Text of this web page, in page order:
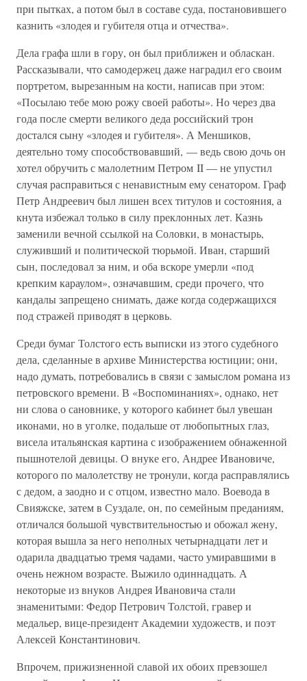
при пытках, а потом был в составе суда, постановившего
казнить «злодея и губителя отца и отчества».
Дела графа шли в гору, он был приближен и обласкан.
Рассказывали, что самодержец даже наградил его своим
портретом, вырезанным на кости, написав при этом:
«Посылаю тебе мою рожу своей работы». Но через два
года после смерти великого деда российский трон
достался сыну «злодея и губителя». А Меншиков,
деятельно тому способствовавший, — ведь свою дочь он
хотел обручить с малолетним Петром II — не упустил
случая расправиться с ненавистным ему сенатором. Граф
Петр Андреевич был лишен всех титулов и состояния, а
кнута избежал только в силу преклонных лет. Казнь
заменили вечной ссылкой на Соловки, в монастырь,
служивший и политической тюрьмой. Иван, старший
сын, последовал за ним, и оба вскоре умерли «под
крепким караулом», означавшим, среди прочего, что
кандалы запрещено снимать, даже когда содержащихся
под стражей приводят в церковь.
Среди бумаг Толстого есть выписки из этого судебного
дела, сделанные в архиве Министерства юстиции; они,
надо думать, потребовались в связи с замыслом романа из
петровского времени. В «Воспоминаниях», однако, нет
ни слова о сановнике, у которого кабинет был увешан
иконами, но в уголке, подальше от любопытных глаз,
висела итальянская картина с изображением обнаженной
пышнотелой девицы. О внуке его, Андрее Ивановиче,
которого по малолетству не тронули, когда расправлялись
с дедом, а заодно и с отцом, известно мало. Воевода в
Свияжске, затем в Суздале, он, по семейным преданиям,
отличался большой чувствительностью и обожал жену,
которая вышла за него неполных четырнадцати лет и
одарила двадцатью тремя чадами, часто умиравшими в
очень нежном возрасте. Выжило одиннадцать. А
некоторые из внуков Андрея Ивановича стали
знаменитыми: Федор Петрович Толстой, гравер и
медальер, вице-президент Академии художеств, и поэт
Алексей Константинович.
Впрочем, прижизненной славой их обоих превзошел